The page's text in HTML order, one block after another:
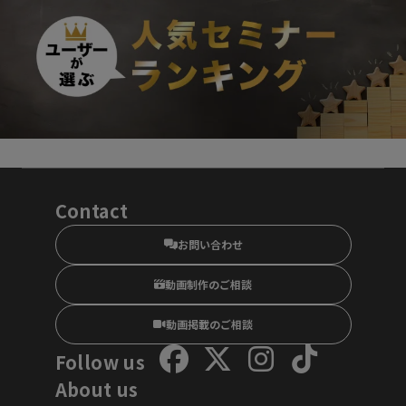
Contact
お問い合わせ
動画制作のご相談
動画掲載のご相談
Follow us
About us